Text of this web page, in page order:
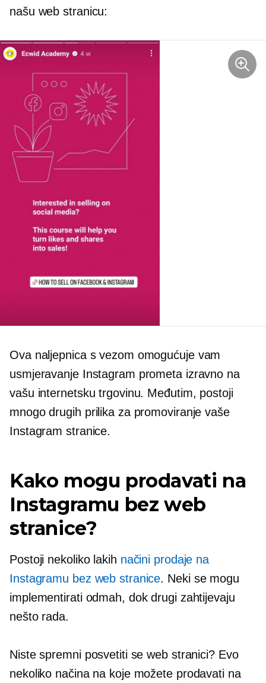
našu web stranicu:
Ova naljepnica s vezom omogućuje vam
usmjeravanje Instagram prometa izravno na
vašu internetsku trgovinu. Međutim, postoji
mnogo drugih prilika za promoviranje vaše
Instagram stranice.
Kako mogu prodavati na
Instagramu bez web
stranice?
Postoji nekoliko lakih načini prodaje na
Instagramu bez web stranice. Neki se mogu
implementirati odmah, dok drugi zahtijevaju
nešto rada.
Niste spremni posvetiti se web stranici? Evo
nekoliko načina na koje možete prodavati na